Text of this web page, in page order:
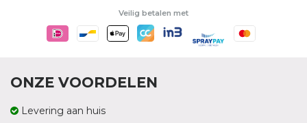
Veilig betalen met
ONZE VOORDELEN
Levering aan huis